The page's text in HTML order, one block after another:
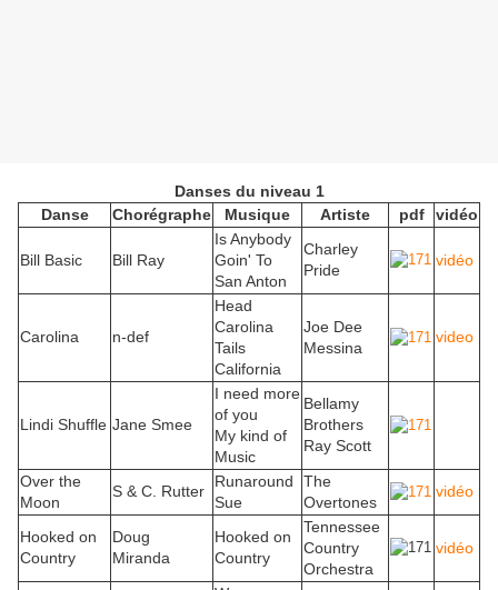
Danses du niveau 1
Danse
Chorégraphe Musique Artiste pdf vidéo
Bill Basic Bill Ray
Is Anybody
Goin' To
San Anton
Charley
Pride
vidéo
Carolina n-def
Head
Carolina
Tails
California
Joe Dee
Messina
video
Lindi Shuffle Jane Smee
I need more
of you
My kind of
Music
Bellamy
Brothers
Ray Scott
Over the
Moon
S & C. Rutter
Runaround
Sue
The
Overtones
vidéo
Hooked on
Country
Doug
Miranda
Hooked on
Country
Tennessee
Country
Orchestra
vidéo